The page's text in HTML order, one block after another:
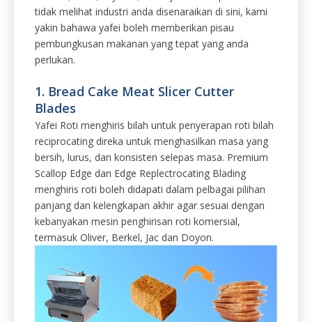
1. Bread Cake Meat Slicer Cutter
Blades
Yafei Roti menghiris bilah untuk penyerapan roti bilah
reciprocating direka untuk menghasilkan masa yang
bersih, lurus, dan konsisten selepas masa. Premium
Scallop Edge dan Edge Replectrocating Blading
menghiris roti boleh didapati dalam pelbagai pilihan
panjang dan kelengkapan akhir agar sesuai dengan
kebanyakan mesin penghirisan roti komersial,
termasuk Oliver, Berkel, Jac dan Doyon.